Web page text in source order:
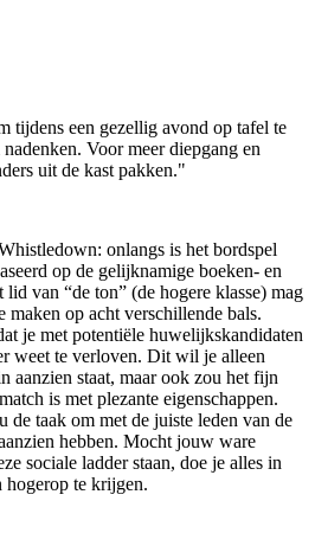
tijdens een gezellig avond op tafel te
Voor meer diepgang en
uit de kast pakken."
onlangs is het bordspel
op de gelijknamige boeken- en
van “de ton” (de hogere klasse) mag
maken op acht verschillende bals.
je met potentiële huwelijkskandidaten
weet te verloven. Dit wil je alleen
aanzien staat, maar ook zou het fijn
is met plezante eigenschappen.
de taak om met de juiste leden van de
hebben. Mocht jouw ware
sociale ladder staan, doe je alles in
te krijgen.